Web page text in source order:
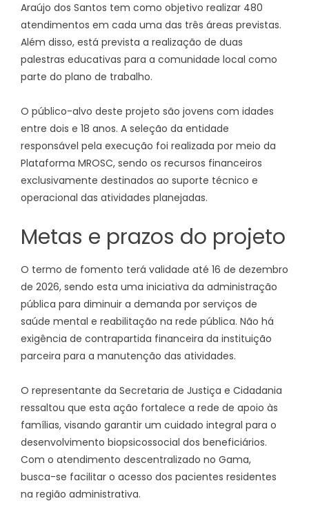
Araújo dos Santos tem como objetivo realizar 480
atendimentos em cada uma das três áreas previstas.
Além disso, está prevista a realização de duas
palestras educativas para a comunidade local como
parte do plano de trabalho.
O público-alvo deste projeto são jovens com idades
entre dois e 18 anos. A seleção da entidade
responsável pela execução foi realizada por meio da
Plataforma MROSC, sendo os recursos financeiros
exclusivamente destinados ao suporte técnico e
operacional das atividades planejadas.
Metas e prazos do projeto
O termo de fomento terá validade até 16 de dezembro
de 2026, sendo esta uma iniciativa da administração
pública para diminuir a demanda por serviços de
saúde mental e reabilitação na rede pública. Não há
exigência de contrapartida financeira da instituição
parceira para a manutenção das atividades.
O representante da Secretaria de Justiça e Cidadania
ressaltou que esta ação fortalece a rede de apoio às
famílias, visando garantir um cuidado integral para o
desenvolvimento biopsicossocial dos beneficiários.
Com o atendimento descentralizado no Gama,
busca-se facilitar o acesso dos pacientes residentes
na região administrativa.